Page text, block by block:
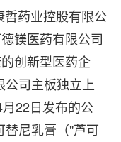
药业控股有限公
镁医药有限公司
创新型医药企
司主板独立上
22日发布的公
尼乳膏（"芦可